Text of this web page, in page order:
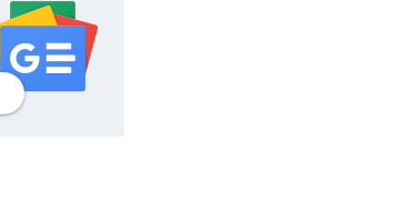
profilgoogle news